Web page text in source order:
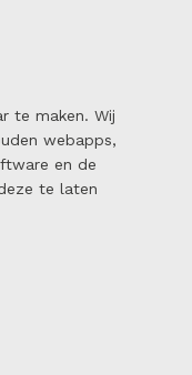
te maken. Wij
webapps,
en de
te laten